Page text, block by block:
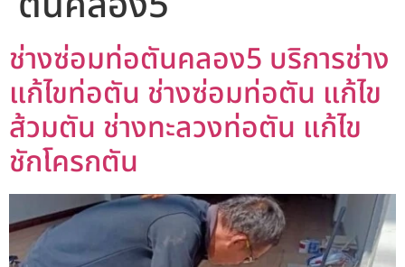
ช่างซ่อมท่อตันคลอง5 บริการช่าง
แก้ไขท่อตัน ช่างซ่อมท่อตัน แก้ไข
ส้วมตัน ช่างทะลวงท่อตัน แก้ไข
ชักโครกตัน